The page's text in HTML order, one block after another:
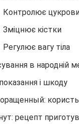
Контролює
Зміцнює кістки
Регулює вагу тіла
в народній
і шкоду
рецепт